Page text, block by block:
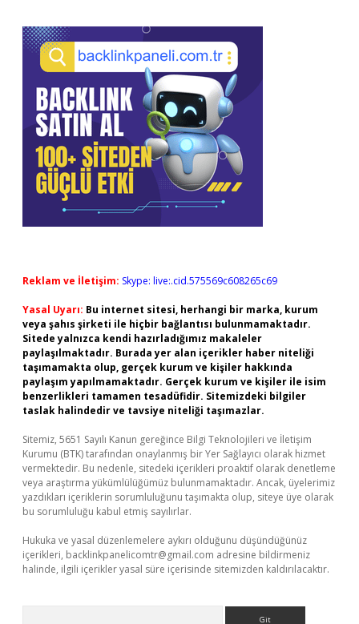
Reklam ve İletişim: Skype: live:.cid.575569c608265c69
Yasal Uyarı: Bu internet sitesi, herhangi bir marka, kurum
veya şahıs şirketi ile hiçbir bağlantısı bulunmamaktadır.
Sitede yalnızca kendi hazırladığımız makaleler
paylaşılmaktadır. Burada yer alan içerikler haber niteliği
taşımamakta olup, gerçek kurum ve kişiler hakkında
paylaşım yapılmamaktadır. Gerçek kurum ve kişiler ile isim
benzerlikleri tamamen tesadüfidir. Sitemizdeki bilgiler
taslak halindedir ve tavsiye niteliği taşımazlar.
Sitemiz, 5651 Sayılı Kanun gereğince Bilgi Teknolojileri ve İletişim
Kurumu (BTK) tarafından onaylanmış bir Yer Sağlayıcı olarak hizmet
vermektedir. Bu nedenle, sitedeki içerikleri proaktif olarak denetleme
veya araştırma yükümlülüğümüz bulunmamaktadır. Ancak, üyelerimiz
yazdıkları içeriklerin sorumluluğunu taşımakta olup, siteye üye olarak
bu sorumluluğu kabul etmiş sayılırlar.
Hukuka ve yasal düzenlemelere aykırı olduğunu düşündüğünüz
içerikleri, backlinkpanelicomtr@gmail.com adresine bildirmeniz
halinde, ilgili içerikler yasal süre içerisinde sitemizden kaldırılacaktır.